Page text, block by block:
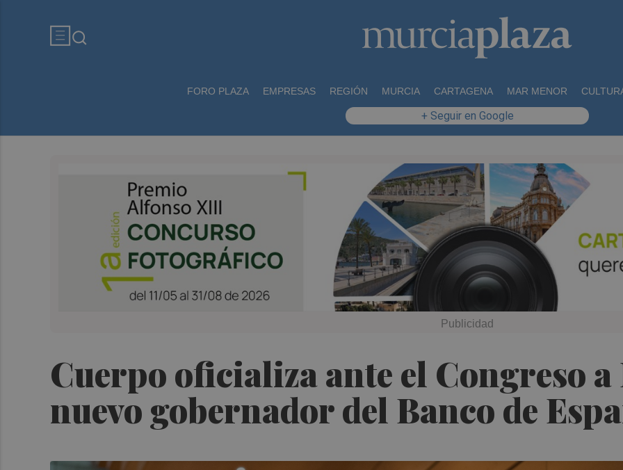
FORO PLAZA EMPRESAS REGIÓN MURCIA CARTAGENA MAR MENOR
+ Seguir en Google
Cuerpo oficializa ante el Congreso
nuevo gobernador del Banco de